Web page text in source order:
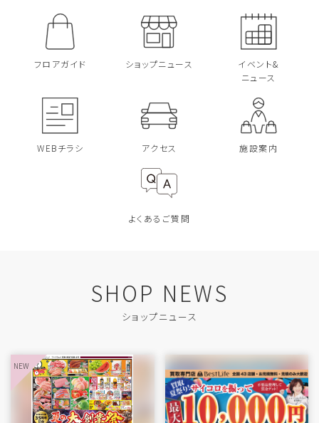
フロアガイド ショップニュース
イベント&
ニュース
WEBチラシ アクセス 施設案内
よくあるご質問
SHOP NEWS
ショップニュース